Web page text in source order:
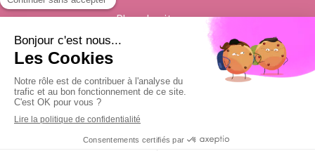
Plan du site
Création et référencement du site par Simplébo
Ce site est parrainé par la
element.style { } .tree-container, .sb-bloc { position: relative; } *, *:after, *:before { padding: 0;
box; -o-box-sizing: border-box; box-sizing: border-box; } user agent stylesheet div { display: block;